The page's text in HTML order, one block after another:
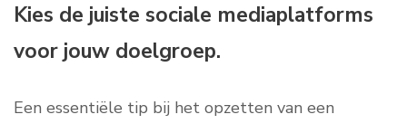
Kies de juiste sociale mediaplatforms
voor jouw doelgroep.
Een essentiële tip bij het opzetten van een